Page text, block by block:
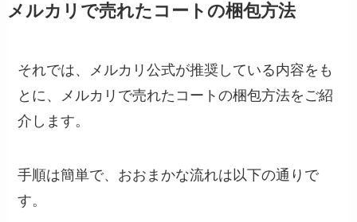
メルカリで売れたコートの梱包方法
それでは、メルカリ公式が推奨している内容をも
とに、メルカリで売れたコートの梱包方法をご紹
介します。
手順は簡単で、おおまかな流れは以下の通りで
す。